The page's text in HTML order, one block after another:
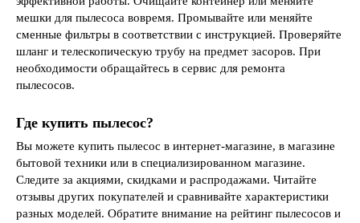
мешки для пылесоса вовремя. Промывайте или меняйте
сменные фильтры в соответствии с инструкцией. Проверяйте
шланг и телескопическую трубу на предмет засоров. При
необходимости обращайтесь в сервис для ремонта
пылесосов.
Где купить пылесос?
Вы можете купить пылесос в интернет-магазине, в магазине
бытовой техники или в специализированном магазине.
Следите за акциями, скидками и распродажами. Читайте
отзывы других покупателей и сравнивайте характеристики
разных моделей. Обратите внимание на рейтинг пылесосов и